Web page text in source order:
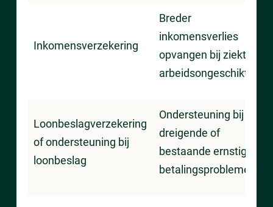
Inkomensverzekering
Breder
inkomensverlies
opvangen bij ziekte of
arbeidsongeschiktheid.
Loonbeslagverzekering
of ondersteuning bij
loonbeslag
Ondersteuning bij
dreigende of
bestaande ernstige
betalingsproblemen.